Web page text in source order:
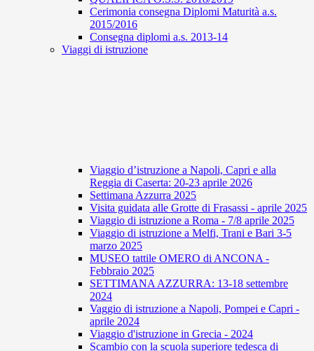
Cerimonia consegna Diplomi Maturità a.s.
2015/2016
Consegna diplomi a.s. 2013-14
Viaggi di istruzione
Viaggio d’istruzione a Napoli, Capri e alla
Reggia di Caserta: 20-23 aprile 2026
Settimana Azzurra 2025
Visita guidata alle Grotte di Frasassi - aprile 2025
Viaggio di istruzione a Roma - 7/8 aprile 2025
Viaggio di istruzione a Melfi, Trani e Bari 3-5
marzo 2025
MUSEO tattile OMERO di ANCONA -
Febbraio 2025
SETTIMANA AZZURRA: 13-18 settembre
2024
Vaggio di istruzione a Napoli, Pompei e Capri -
aprile 2024
Viaggio d'istruzione in Grecia - 2024
Scambio con la scuola superiore tedesca di